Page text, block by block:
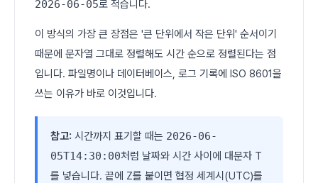
2026-06-05로 적습니다.
이 방식의 가장 큰 장점은 '큰 단위에서 작은 단위' 순서이기
때문에 문자열 그대로 정렬해도 시간 순으로 정렬된다는 점
입니다. 파일명이나 데이터베이스, 로그 기록에 ISO 8601을
쓰는 이유가 바로 이것입니다.
참고: 시간까지 표기할 때는 2026-06-
05T14:30:00처럼 날짜와 시간 사이에 대문자 T
를 넣습니다. 끝에 Z를 붙이면 협정 세계시(UTC)를